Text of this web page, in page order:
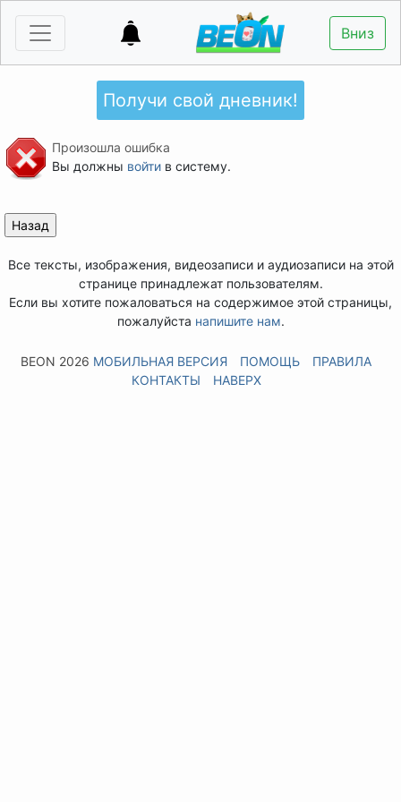
Вниз
Получи свой дневник!
Произошла ошибка
Вы должны войтив систему.
Все тексты, изображения, видеозаписи и аудиозаписи на этой
странице принадлежат пользователям.
Если вы хотите пожаловаться на содержимое этой страницы,
пожалуйста напишите нам.
BEON 2026 МОБИЛЬНАЯ ВЕРСИЯ ПОМОЩЬ
ПРАВИЛА
КОНТАКТЫ
НАВЕРХ